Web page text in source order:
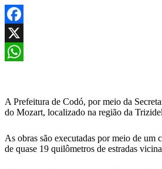
Facebook
X
A Prefeitura de Codó, por meio da
do Mozart, localizado na região da
As obras são executadas por meio de
de quase 19 quilômetros de estradas